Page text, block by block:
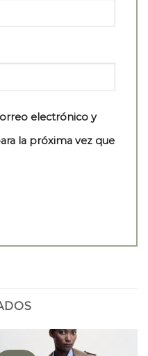
electrónico y
la próxima vez que